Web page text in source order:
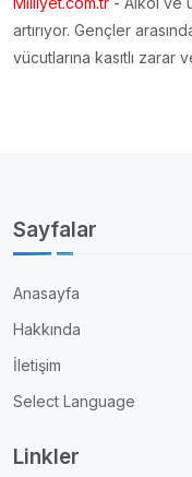
artırıyor. Gençler
vücutlarına kasıtlı zarar
Sayfalar
Anasayfa
Hakkında
İletişim
Select Language
Linkler